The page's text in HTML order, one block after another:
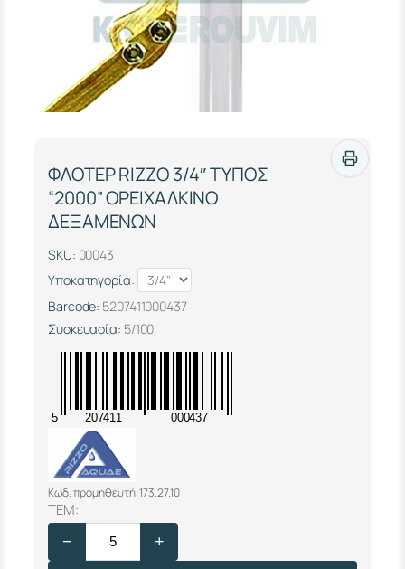
ΦΛΟΤΕΡ RIZZO 3/4″ ΤΥΠΟΣ
“2000” ΟΡΕΙΧΑΛΚΙΝΟ
ΔΕΞΑΜΕΝΩΝ
SKU: 00043
Υποκατηγορία:
Barcode: 5207411000437
Συσκευασία: 5/100
5 207411 000437
Κωδ. προμηθευτή: 173.27.10
ΤΕΜ:
Φ
Λ
Τ
− +